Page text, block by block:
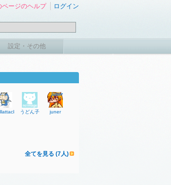
ページのヘルプ ログイン
設定・その他
うどん子 juner
全てを見る (7人)